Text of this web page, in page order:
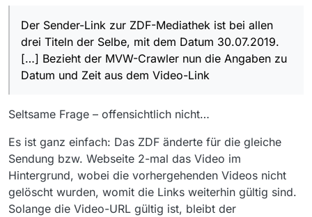
Der Sender-Link zur ZDF-Mediathek ist bei allen
drei Titeln der Selbe, mit dem Datum 30.07.2019.
[…] Bezieht der MVW-Crawler nun die Angaben zu
Datum und Zeit aus dem Video-Link
Seltsame Frage – offensichtlich nicht…
Es ist ganz einfach: Das ZDF änderte für die gleiche
Sendung bzw. Webseite 2-mal das Video im
Hintergrund, wobei die vorhergehenden Videos nicht
gelöscht wurden, womit die Links weiterhin gültig sind.
Solange die Video-URL gültig ist, bleibt der